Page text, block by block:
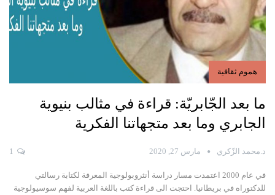
هموم ثقافية
ما بعد الجّابريّة: قراءة في مثالب بنيوية
الجابري وما بعد متجهاتنا الفكرية
د.محمد الزّكري مارس 27, 2020
في عام 2000 اعتمدت مسار دراسة أنثروبولوجية المعرفة لكتابة رسالتي
للدكتوراه في بريطانيا.
احتجت الى قراءة كتب باللغة العربية لفهم سوسيولوجية